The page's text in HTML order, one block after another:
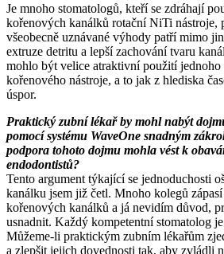
Je mnoho stomatologů, kteří se zdráhají
kořenových kanálků rotační NiTi nástroje,
všeobecně uznávané výhody patří mimo
extruze detritu a lepší zachování tvaru
mohlo být velice atraktivní použití jednoho
kořenového nástroje, a to jak z hlediska
úspor.
Praktický zubní lékař by mohl nabýt
pomocí systému WaveOne snadným
podpora tohoto dojmu mohla vést k
endodontistů?
Tento argument týkající se jednoduchosti
kanálku jsem již četl. Mnoho kolegů
kořenových kanálků a já nevidím důvod,
usnadnit. Každý kompetentní stomatolog
Můžeme-li praktickým zubním lékařům
a zlepšit jejich dovednosti tak, aby zvládli